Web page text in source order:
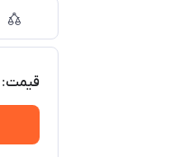
قیمت: